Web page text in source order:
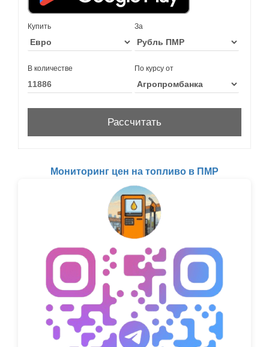
Купить За
В количестве По курсу от
Мониторинг цен на топливо в ПМР